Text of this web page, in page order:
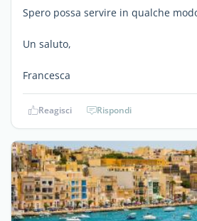
Spero possa servire in qualche
Un saluto,
Francesca
Reagisci Rispondi